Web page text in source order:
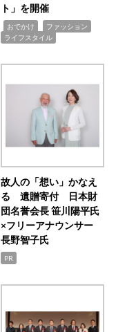
ト」を開催
おでかけ ファッション
ライフスタイル
故人の「想い」かなえ
る 遺贈寄付 日本財
団名誉会長 笹川陽平氏
×フリーアナウンサー
長野智子氏
PR